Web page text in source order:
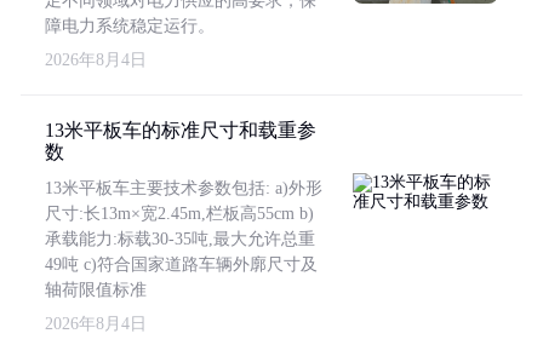
障电力系统稳定运行。
2026年8月4日
13米平板车的标准尺寸和载重参
数
13米平板车主要技术参数包括: a)外形
尺寸:长13m×宽2.45m,栏板高55cm b)
承载能力:标载30-35吨,最大允许总重
49吨 c)符合国家道路车辆外廓尺寸及
轴荷限值标准
2026年8月4日